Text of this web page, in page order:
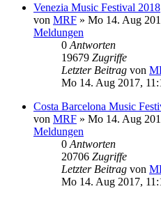
Venezia Music Festival 2018
von MRF » Mo 14. Aug
Meldungen
0 Antworten
19679 Zugriffe
Letzter Beitrag von
Mo 14. Aug 2017,
Costa Barcelona Music
von MRF » Mo 14. Aug
Meldungen
0 Antworten
20706 Zugriffe
Letzter Beitrag von
Mo 14. Aug 2017,